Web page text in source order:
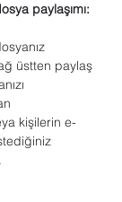
paylaşımı:
üstten paylaş
kişilerin e-